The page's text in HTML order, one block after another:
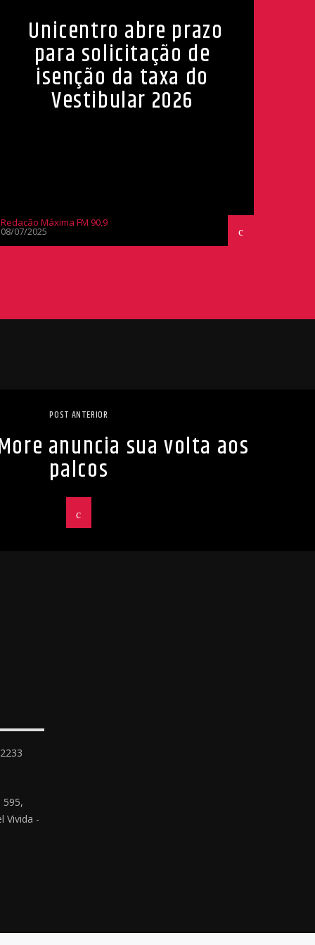
Unicentro abre prazo
para solicitação de
isenção da taxa do
Vestibular 2026
Redação Máxima FM 90,9
08/07/2025
POST ANTERIOR
anuncia sua volta aos
palcos
595,
Vivida -